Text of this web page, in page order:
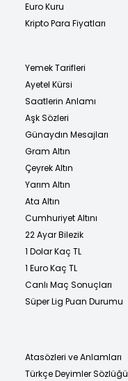
Euro Kuru
Kripto Para Fiyatları
Yemek Tarifleri
Ayetel Kürsi
Saatlerin Anlamı
Aşk Sözleri
Günaydın Mesajları
Gram Altın
Çeyrek Altın
Yarım Altın
Ata Altın
Cumhuriyet Altını
22 Ayar Bilezik
1 Dolar Kaç TL
1 Euro Kaç TL
Canlı Maç Sonuçları
Süper Lig Puan Durumu
Atasözleri ve Anlamları
Türkçe Deyimler Sözlüğü